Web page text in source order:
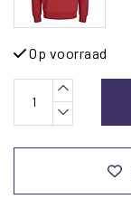
Op voorraad